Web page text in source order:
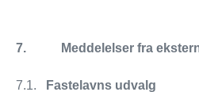
7. Meddelelser fra
7.1. Fastelavns udvalg